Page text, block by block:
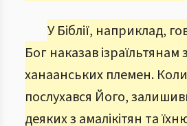
У Біблії, наприклад,
Бог наказав
ханаанських племен.
послухався Його,
деяких з амалікітян та